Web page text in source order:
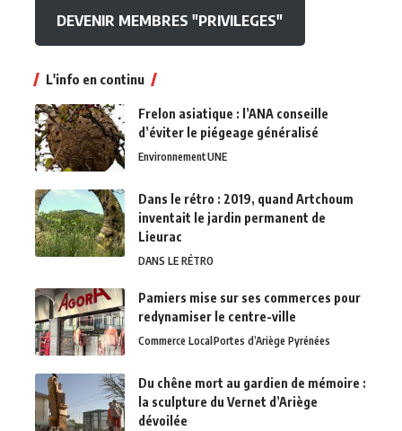
DEVENIR MEMBRES "PRIVILEGES"
L'info en continu
Frelon asiatique : l’ANA conseille
d’éviter le piégeage généralisé
EnvironnementUNE
Dans le rétro : 2019, quand Artchoum
inventait le jardin permanent de
Lieurac
DANS LE RÉTRO
Pamiers mise sur ses commerces pour
redynamiser le centre-ville
Commerce LocalPortes d’Ariège Pyrénées
Du chêne mort au gardien de mémoire :
la sculpture du Vernet d’Ariège
dévoilée